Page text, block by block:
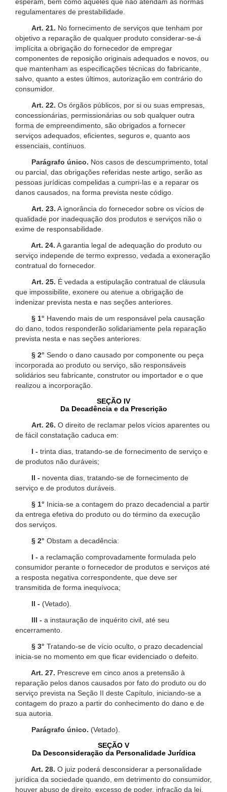
regulamentares de prestabilidade.
Art. 21. No fornecimento de serviços que tenham por
objetivo a reparação de qualquer produto considerar-se-á
implícita a obrigação do fornecedor de empregar
componentes de reposição originais adequados e novos, ou
que mantenham as especificações técnicas do fabricante,
salvo, quanto a estes últimos, autorização em contrário do
consumidor.
Art. 22. Os órgãos públicos, por si ou suas empresas,
concessionárias, permissionárias ou sob qualquer outra
forma de empreendimento, são obrigados a fornecer
serviços adequados, eficientes, seguros e, quanto aos
essenciais, contínuos.
Parágrafo único. Nos casos de descumprimento, total
ou parcial, das obrigações referidas neste artigo, serão as
pessoas jurídicas compelidas a cumpri-las e a reparar os
danos causados, na forma prevista neste código.
Art. 23. A ignorância do fornecedor sobre os vícios de
qualidade por inadequação dos produtos e serviços não o
exime de responsabilidade.
Art. 24. A garantia legal de adequação do produto ou
serviço independe de termo expresso, vedada a exoneração
contratual do fornecedor.
Art. 25. É vedada a estipulação contratual de cláusula
que impossibilite, exonere ou atenue a obrigação de
indenizar prevista nesta e nas seções anteriores.
§ 1° Havendo mais de um responsável pela causação
do dano, todos responderão solidariamente pela reparação
prevista nesta e nas seções anteriores.
§ 2° Sendo o dano causado por componente ou peça
incorporada ao produto ou serviço, são responsáveis
solidários seu fabricante, construtor ou importador e o que
realizou a incorporação.
SEÇÃO IV
Da Decadência e da Prescrição
Art. 26. O direito de reclamar pelos vícios aparentes ou
de fácil constatação caduca em:
I - trinta dias, tratando-se de fornecimento de serviço e
de produtos não duráveis;
II - noventa dias, tratando-se de fornecimento de
serviço e de produtos duráveis.
§ 1° Inicia-se a contagem do prazo decadencial a partir
da entrega efetiva do produto ou do término da execução
dos serviços.
§ 2° Obstam a decadência:
I - a reclamação comprovadamente formulada pelo
consumidor perante o fornecedor de produtos e serviços até
a resposta negativa correspondente, que deve ser
transmitida de forma inequívoca;
II - (Vetado).
III - a instauração de inquérito civil, até seu
encerramento.
§ 3° Tratando-se de vício oculto, o prazo decadencial
inicia-se no momento em que ficar evidenciado o defeito.
Art. 27. Prescreve em cinco anos a pretensão à
reparação pelos danos causados por fato do produto ou do
serviço prevista na Seção II deste Capítulo, iniciando-se a
contagem do prazo a partir do conhecimento do dano e de
sua autoria.
Parágrafo único. (Vetado).
SEÇÃO V
Da Desconsideração da Personalidade Jurídica
Art. 28. O juiz poderá desconsiderar a personalidade
jurídica da sociedade quando, em detrimento do consumidor,
houver abuso de direito, excesso de poder, infração da lei,